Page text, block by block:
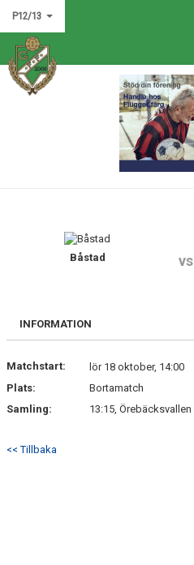
P12/13
HEM
BILDGALLERI
KONTAKT
Båstad vs
INFORMATION
Matchstart:
lör 18 oktober, 14:00
Plats:
Bortamatch
Samling:
13:15, Örebäcksvallen
<< Tillbaka